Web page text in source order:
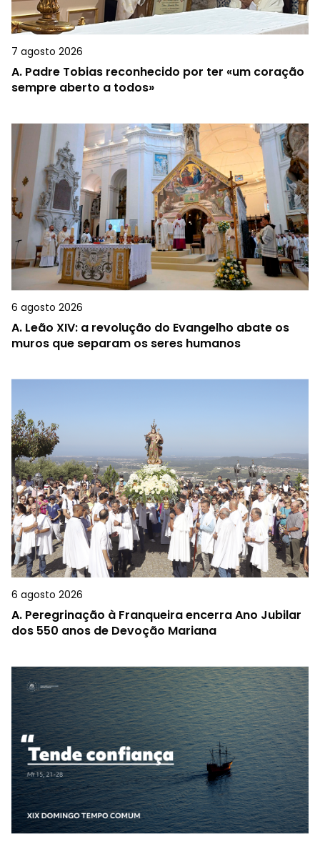
7 agosto 2026
A. Padre Tobias reconhecido por ter «um coração
sempre aberto a todos»
6 agosto 2026
A. Leão XIV: a revolução do Evangelho abate os
muros que separam os seres humanos
6 agosto 2026
A. Peregrinação à Franqueira encerra Ano Jubilar
dos 550 anos de Devoção Mariana